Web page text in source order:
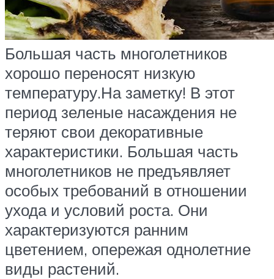
Большая часть многолетников
хорошо переносят низкую
температуру.На заметку! В этот
период зеленые насаждения не
теряют свои декоративные
характеристики. Большая часть
многолетников не предъявляет
особых требований в отношении
ухода и условий роста. Они
характеризуются ранним
цветением, опережая однолетние
виды растений.